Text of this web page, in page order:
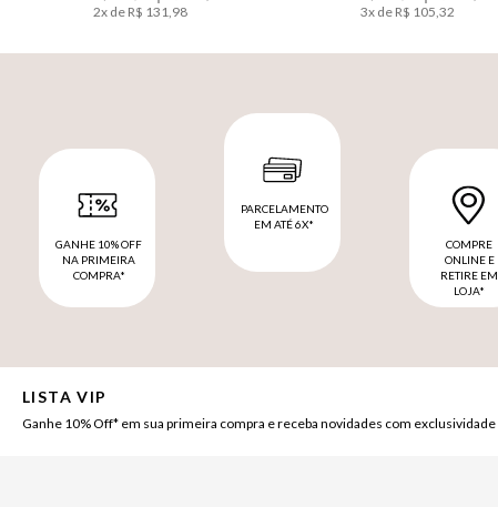
2x de R$ 131 98
3x de R$ 105 ,32
GANHE 10% OFF
NA PRIMEIRA
COMPRA*
PARCELAMENTO
EM ATÉ 6X*
COMPRE
ONLINE E
RETIRE EM
LOJA*
LISTA VIP
Ganhe 10% Off* em sua primeira compra e receba novidades com exclusividade